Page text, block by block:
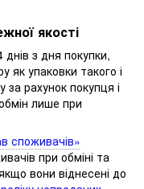
якості
з дня покупки,
як упаковки такого і
рахунок покупця і
лише при
споживачів»
при обміні та
вони віднесені до